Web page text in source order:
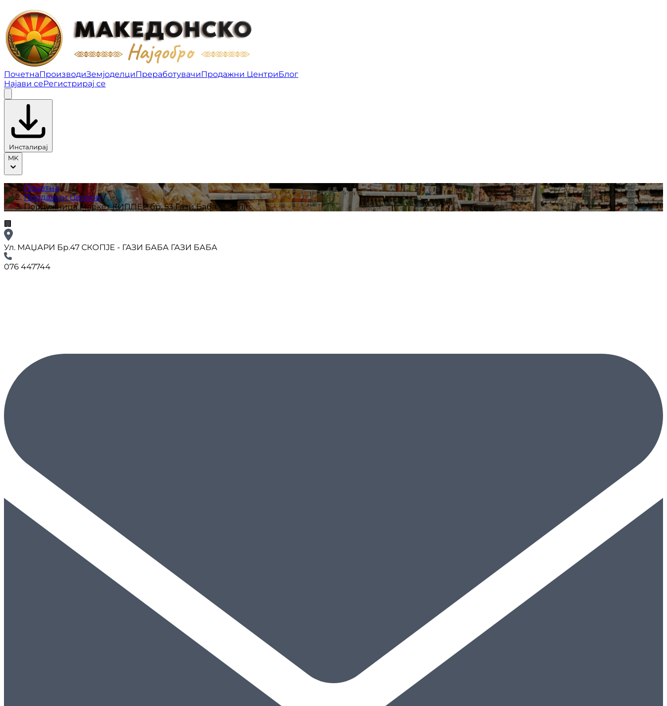
Пордужница Маркет КИППЕР бр. 53 Гази Баба - Скопје | Продажни Центри
ПочетнаПроизводиЗемјоделциПреработувачиПродажни ЦентриБлог
Најави сеРегистрирај се
Инсталирај
MK
Почетна/
Продажни Центри/
Пордужница Маркет КИППЕР бр. 53 Гази Баба - Скопје
🏢
Ул. МАЏАРИ Бр.47 СКОПЈЕ - ГАЗИ БАБА ГАЗИ БАБА
076 447744